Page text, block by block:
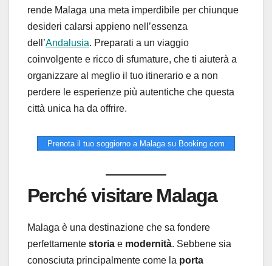
rende Malaga una meta imperdibile per chiunque
desideri calarsi appieno nell’essenza
dell’Andalusia. Preparati a un viaggio
coinvolgente e ricco di sfumature, che ti aiuterà a
organizzare al meglio il tuo itinerario e a non
perdere le esperienze più autentiche che questa
città unica ha da offrire.
Prenota il tuo soggiorno a Malaga su Booking.com
Perché visitare Malaga
Malaga è una destinazione che sa fondere
perfettamente storia e modernità. Sebbene sia
conosciuta principalmente come la porta